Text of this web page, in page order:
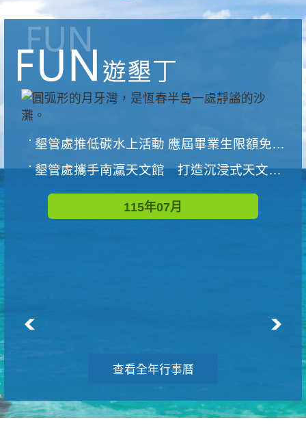
墾管處推低碳水上活動 應屆畢業生限額免費參加
墾管處攜手南瀛天文館 打造沉浸式天文探索營隊
115年07月
查看全年行事曆